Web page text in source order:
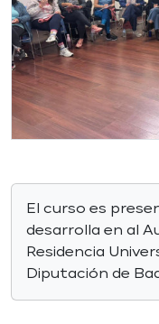
El curso es
desarrolla en al
Residencia
Diputación de